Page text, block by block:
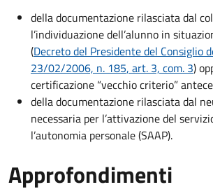
della documentazione rilasciata dal
l’individuazione dell’alunno in
(Decreto del Presidente del Consiglio
23/02/2006, n. 185, art. 3, com. 3)
certificazione “vecchio criterio”
della documentazione rilasciata dal
necessaria per l’attivazione del
l’autonomia personale (SAAP).
Approfondimenti